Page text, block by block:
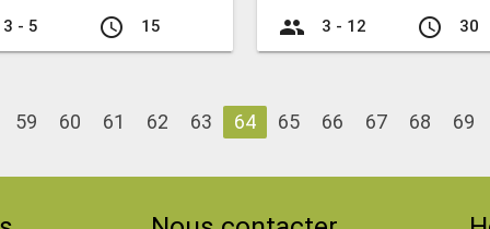
3 - 5 access_time 15 group 3 - 12 access_time 30
59 60 61 62 63 64 65 66 67 68 69